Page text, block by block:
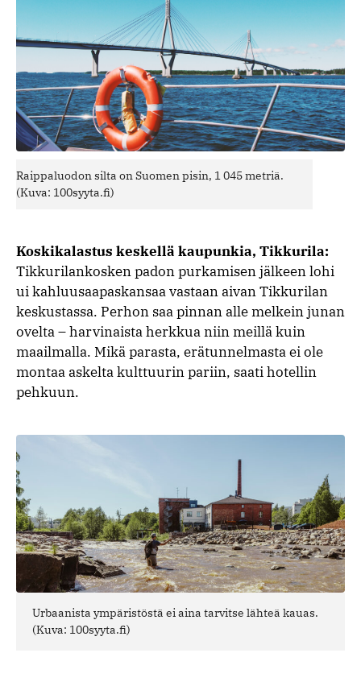
Raippaluodon silta on Suomen pisin, 1 045 metriä.
(Kuva: 100syyta.fi)
Koskikalastus keskellä kaupunkia, Tikkurila:
Tikkurilankosken padon purkamisen jälkeen lohi
ui kahluusaapaskansaa vastaan aivan Tikkurilan
keskustassa. Perhon saa pinnan alle melkein junan
ovelta – harvinaista herkkua niin meillä kuin
maailmalla. Mikä parasta, erätunnelmasta ei ole
montaa askelta kulttuurin pariin, saati hotellin
pehkuun.
Urbaanista ympäristöstä ei aina tarvitse lähteä kauas.
(Kuva: 100syyta.fi)